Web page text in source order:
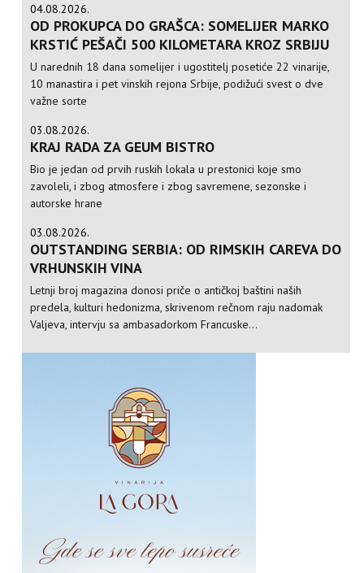
04.08.2026.
OD PROKUPCA DO GRAŠCA: SOMELIJER MARKO
KRSTIĆ PEŠAČI 500 KILOMETARA KROZ SRBIJU
U narednih 18 dana somelijer i ugostitelj posetiće 22 vinarije,
10 manastira i pet vinskih rejona Srbije, podižući svest o dve
važne sorte
03.08.2026.
KRAJ RADA ZA GEUM BISTRO
Bio je jedan od prvih ruskih lokala u prestonici koje smo
zavoleli, i zbog atmosfere i zbog savremene, sezonske i
autorske hrane
03.08.2026.
OUTSTANDING SERBIA: OD RIMSKIH CAREVA DO
VRHUNSKIH VINA
Letnji broj magazina donosi priče o antičkoj baštini naših
predela, kulturi hedonizma, skrivenom rečnom raju nadomak
Valjeva, intervju sa ambasadorkom Francuske...